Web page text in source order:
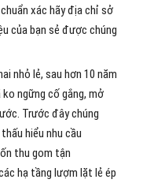
chuẩn xác hãyđịa chỉ sở
của bạn sẻ được chúng
nhỏ lẻ, sau hơn 10 năm
ko ngững cố gắng, mở
Trước đây chúng
hiểu nhu cầu
thu gom tận
hạ tầng lượm lặt lẻ ép